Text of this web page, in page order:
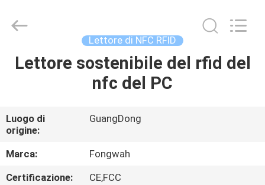
CASA
CIRCA
NOI
fornitore.
Copyright
motorizedcardreader.com.
Lettore di NFC RFID
Lettore sostenibile del rfid del
nfc del PC
Luogo di
origine:
GuangDong
Marca:
Fongwah
Certificazione:
CE,FCC